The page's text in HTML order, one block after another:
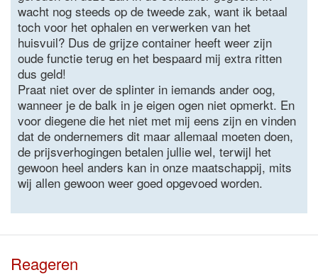
wacht nog steeds op de tweede zak, want ik betaal
toch voor het ophalen en verwerken van het
huisvuil? Dus de grijze container heeft weer zijn
oude functie terug en het bespaard mij extra ritten
dus geld!
Praat niet over de splinter in iemands ander oog,
wanneer je de balk in je eigen ogen niet opmerkt. En
voor diegene die het niet met mij eens zijn en vinden
dat de ondernemers dit maar allemaal moeten doen,
de prijsverhogingen betalen jullie wel, terwijl het
gewoon heel anders kan in onze maatschappij, mits
wij allen gewoon weer goed opgevoed worden.
Reageren